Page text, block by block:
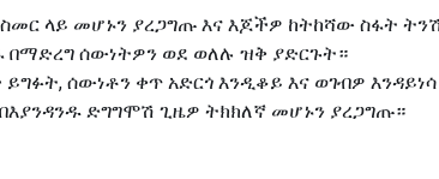
ላይ መሆኑን ያረጋግጡ እና እጆችዎ ከትከሻው ስፋት
በማድረግ ሰውነትዎን ወደ ወለሉ ዝቅ ያድርጉት።
ሰውነቶን ቀጥ አድርጎ እንዲቆይ እና ወገብዎ እንዳይነሳ
ድግግሞሽ ጊዜዎ ትክክለኛ መሆኑን ያረጋግጡ።